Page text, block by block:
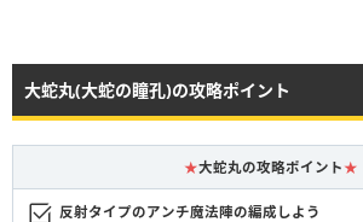
大蛇丸(大蛇の瞳孔)の攻略ポイント
★大蛇丸の攻略ポイント ★
反射タイプのアンチ魔法陣の編成しよう